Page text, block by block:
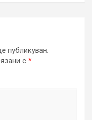
публикуван.
с *